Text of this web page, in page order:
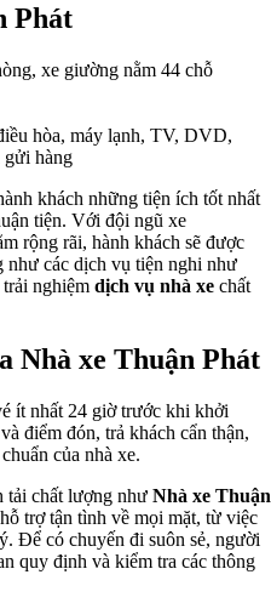
Phát
xe giường nằm 44 chỗ
hòa, máy lạnh, TV, DVD,
gửi hàng
khách những tiện ích tốt nhất
tiện. Với đội ngũ xe
rộng rãi, hành khách sẽ được
như các dịch vụ tiện nghi như
nghiệm dịch vụ nhà xe chất
Nhà xe Thuận Phát
ít nhất 24 giờ trước khi khởi
điểm đón, trả khách cẩn thận,
của nhà xe.
tải chất lượng như Nhà xe Thuận
trợ tận tình về mọi mặt, từ việc
Để có chuyến đi suôn sẻ, người
quy định và kiểm tra các thông